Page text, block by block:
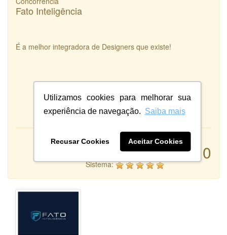
Utilizamos cookies para melhorar sua
experiência de navegação. Saiba mais
Recusar Cookies Aceitar Cookies
Fato Inteligência
É a melhor integradora de Designers que existe!
10
Atendimento:
Qualidade:
Sistema: